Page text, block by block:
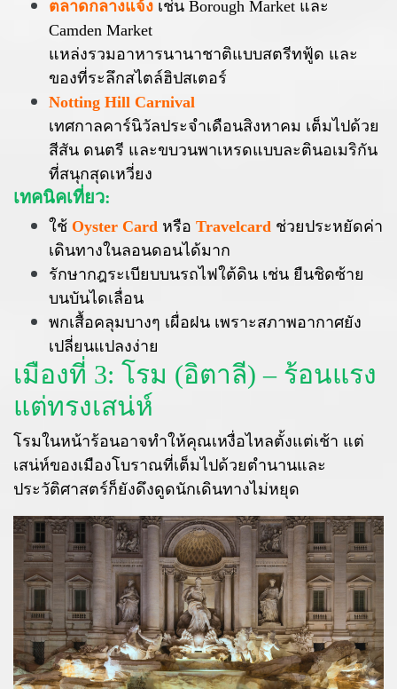
ตลาดกลางแจ้ง เช่น Borough Market และ
Camden Market
แหล่งรวมอาหารนานาชาติแบบสตรีทฟู้ด และ
ของที่ระลึกสไตล์ฮิปสเตอร์
Notting Hill Carnival
เทศกาลคาร์นิวัลประจำเดือนสิงหาคม เต็มไปด้วย
สีสัน ดนตรี และขบวนพาเหรดแบบละตินอเมริกัน
ที่สนุกสุดเหวี่ยง
เทคนิคเที่ยว:
ใช้ Oyster Card หรือ Travelcard ช่วยประหยัดค่า
เดินทางในลอนดอนได้มาก
รักษากฎระเบียบบนรถไฟใต้ดิน เช่น ยืนชิดซ้าย
บนบันไดเลื่อน
พกเสื้อคลุมบางๆ เผื่อฝน เพราะสภาพอากาศยัง
เปลี่ยนแปลงง่าย
เมืองที่ 3: โรม (อิตาลี) – ร้อนแรง
แต่ทรงเสน่ห์
โรมในหน้าร้อนอาจทำให้คุณเหงื่อไหลตั้งแต่เช้า แต่
เสน่ห์ของเมืองโบราณที่เต็มไปด้วยตำนานและ
ประวัติศาสตร์ก็ยังดึงดูดนักเดินทางไม่หยุด